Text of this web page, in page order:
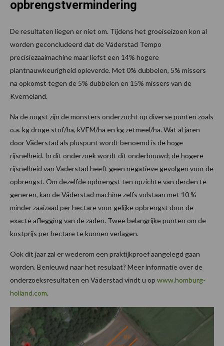
opbrengstvermindering
De resultaten liegen er niet om. Tijdens het groeiseizoen kon al
worden geconcludeerd dat de Väderstad Tempo
precisiezaaimachine maar liefst een 14% hogere
plantnauwkeurigheid opleverde. Met 0% dubbelen, 5% missers
na opkomst tegen de 5% dubbelen en 15% missers van de
Kverneland.
Na de oogst zijn de monsters onderzocht op diverse punten zoals
o.a. kg droge stof/ha, kVEM/ha en kg zetmeel/ha. Wat al jaren
door Väderstad als pluspunt wordt benoemd is de hoge
rijsnelheid. In dit onderzoek wordt dit onderbouwd; de hogere
rijsnelheid van Vaderstad heeft geen negatieve gevolgen voor de
opbrengst. Om dezelfde opbrengst ten opzichte van derden te
generen, kan de Väderstad machine zelfs volstaan met 10 %
minder zaaizaad per hectare voor gelijke opbrengst door de
exacte aflegging van de zaden. Twee belangrijke punten om de
kostprijs per hectare te kunnen verlagen.
Ook dit jaar zal er wederom een praktijkproef aangelegd gaan
worden. Benieuwd naar het resulaat? Meer informatie over de
onderzoeksresultaten en Väderstad vindt u op www.homburg-
holland.com.